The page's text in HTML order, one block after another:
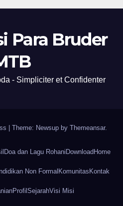
Para Bruder
- Simpliciter et Confidenter
| Theme: Newsup by Themeansar.
Doa dan Lagu Rohani Download Home
Non Formal Komunitas Kontak
ProfilSejarahVisi Misi